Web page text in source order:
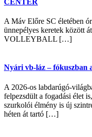
A Máv Előre SC életében
ünnepélyes keretek között
VOLLEYBALL […]
Nyári vb-láz – fókuszban
A 2026-os labdarúgó-
felpezsdült a fogadási élet
szurkolói élmény is új
héten át tartó […]